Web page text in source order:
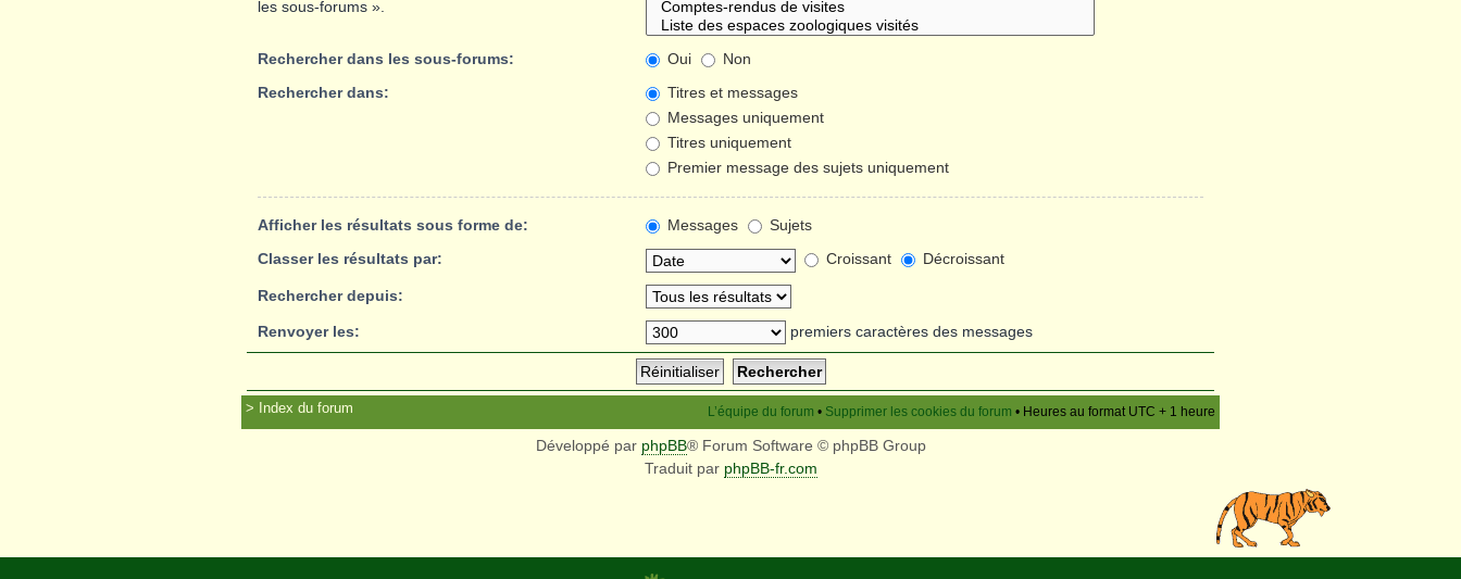
les sous-forums ».
Rechercher dans les sous-forums: Oui
Non
Rechercher dans:
Titres et messages
Messages uniquement
Titres uniquement
Premier message des sujets uniquement
Afficher les résultats sous forme de: Messages
Sujets
Classer les résultats par:
Croissant Décroissant
Rechercher depuis:
Renvoyer les: premiers caractères des messages
Index du forum L’équipe du forum • Supprimer les cookies du forum • Heures au format UTC + 1 heure
Développé par phpBB® Forum Software © phpBB Group
Traduit par phpBB-fr.com